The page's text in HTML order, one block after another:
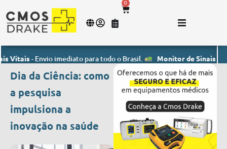
0
- Envio imediato para todo o Brasil. Monitor de Sinais Vitais
Dia da Ciência: como
a pesquisa
impulsiona a
inovação na saúde